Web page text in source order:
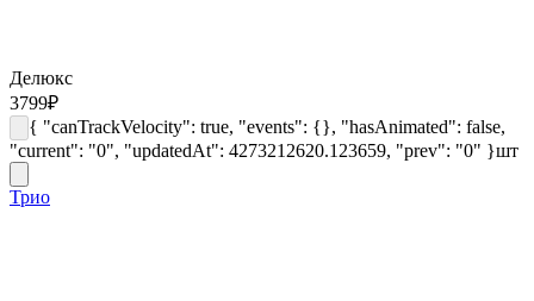
Делюкс
3799₽
{ "canTrackVelocity": true, "events": {}, "hasAnimated": false,
"current": "0", "updatedAt": 4273212620.123659, "prev": "0" }шт
Трио